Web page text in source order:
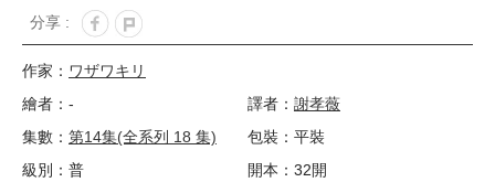
分享 :
作家： ワザワキリ
繪者：-
譯者： 謝孝薇
集數： 第14集(全系列 18 集)
包裝：平裝
級別：普
開本：32開